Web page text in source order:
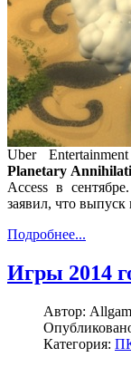
Uber
Planetary
Access в
заявил, что выпуск
Подробнее...
Игры 2014
Автор:
Категория: